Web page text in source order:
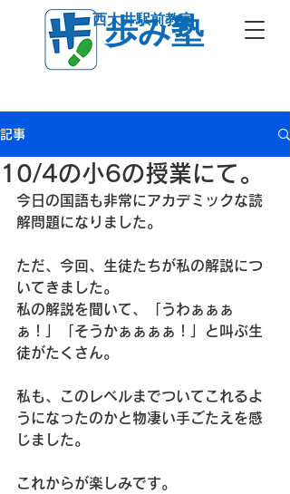
歩み塾
西大井駅前教室
記事
10/4の小6の授業にて。
今日の国語も非常にアカデミックな読
解問題になりました。
ただ、今回、生徒たちが私の解説につ
いてきました。
私の解説を聞いて、「うわぁぁぁ
ぁ！」「そうかぁぁぁぁ！」と叫ぶ生
徒がたくさん。
私も、このレベルまでついてこれるよ
うになったのかと物凄い手ごたえを感
じました。
これからが楽しみです。